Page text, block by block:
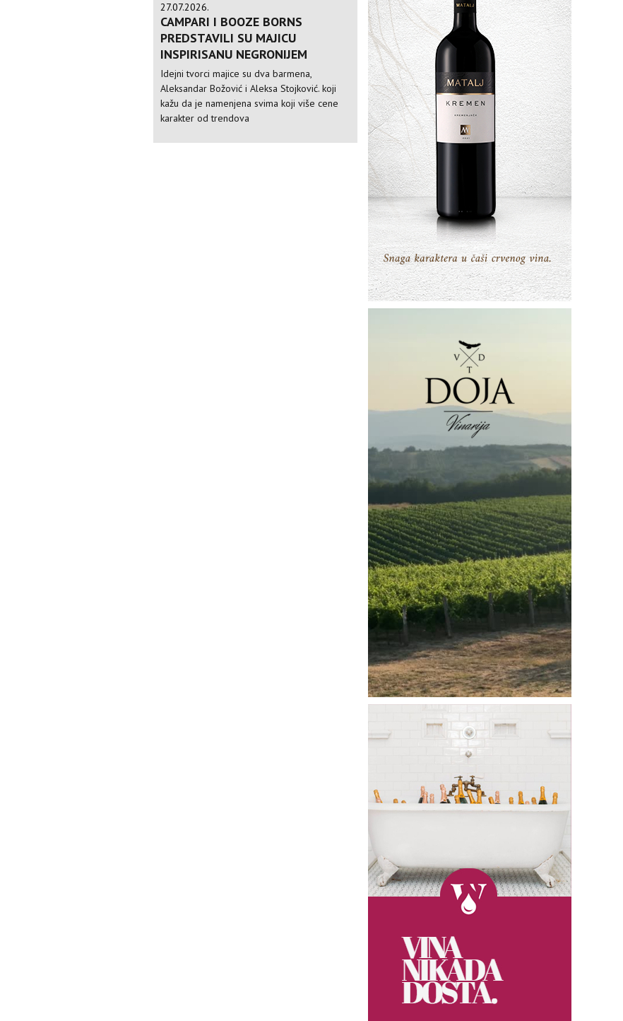
27.07.2026.
CAMPARI I BOOZE BORNS
PREDSTAVILI SU MAJICU
INSPIRISANU NEGRONIJEM
Idejni tvorci majice su dva barmena,
Aleksandar Božović i Aleksa Stojković. koji
kažu da je namenjena svima koji više cene
karakter od trendova